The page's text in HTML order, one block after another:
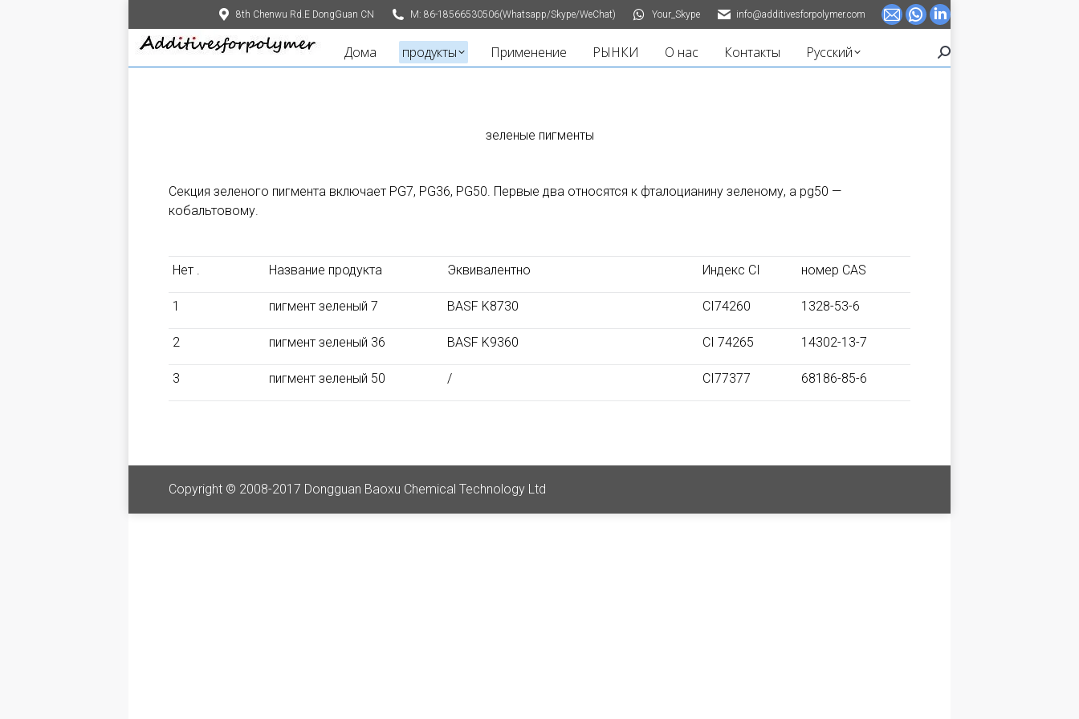
8th Chenwu Rd.E DongGuan CN M: 86-18566530506(Whatsapp/Skype/WeChat) Your_Skype info@additivesforpolymer.com
Почта
opens
Whatsapp
page
opens
Linkedin
page
opens
Дома продукты Применение РЫНКИ О нас Контакты Русский Поиск:
зеленые пигменты
Секция зеленого пигмента включает PG7, PG36, PG50. Первые два относятся к фталоцианину зеленому, а pg50 —
кобальтовому.
Нет . Название продукта Эквивалентно Индекс CI номер CAS
1 пигмент зеленый 7 BASF K8730 CI74260 1328-53-6
2 пигмент зеленый 36 BASF K9360 CI 74265 14302-13-7
3 пигмент зеленый 50 / CI77377 68186-85-6
Copyright © 2008-2017 Dongguan Baoxu Chemical Technology Ltd